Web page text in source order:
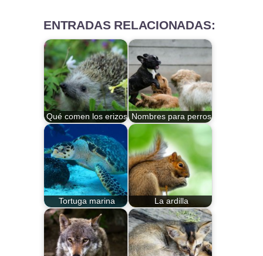
ENTRADAS RELACIONADAS:
Qué comen los erizos Nombres para perros
Tortuga marina La ardilla